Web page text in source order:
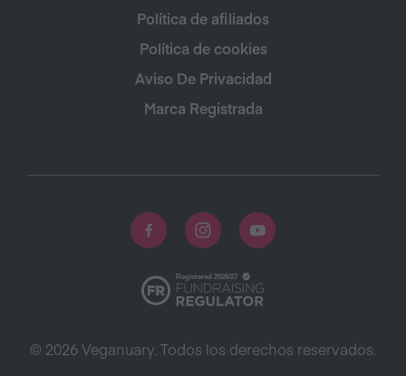
Política de afiliados
Política de cookies
Aviso De Privacidad
Marca Registrada
© 2026 Veganuary. Todos los derechos reservados.